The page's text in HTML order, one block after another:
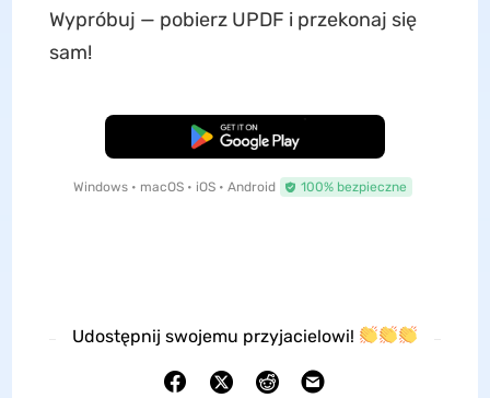
Wypróbuj — pobierz UPDF i przekonaj się
sam!
Pobierz za darmo
Windows • macOS • iOS • Android 100% bezpieczne
Udostępnij swojemu przyjacielowi!